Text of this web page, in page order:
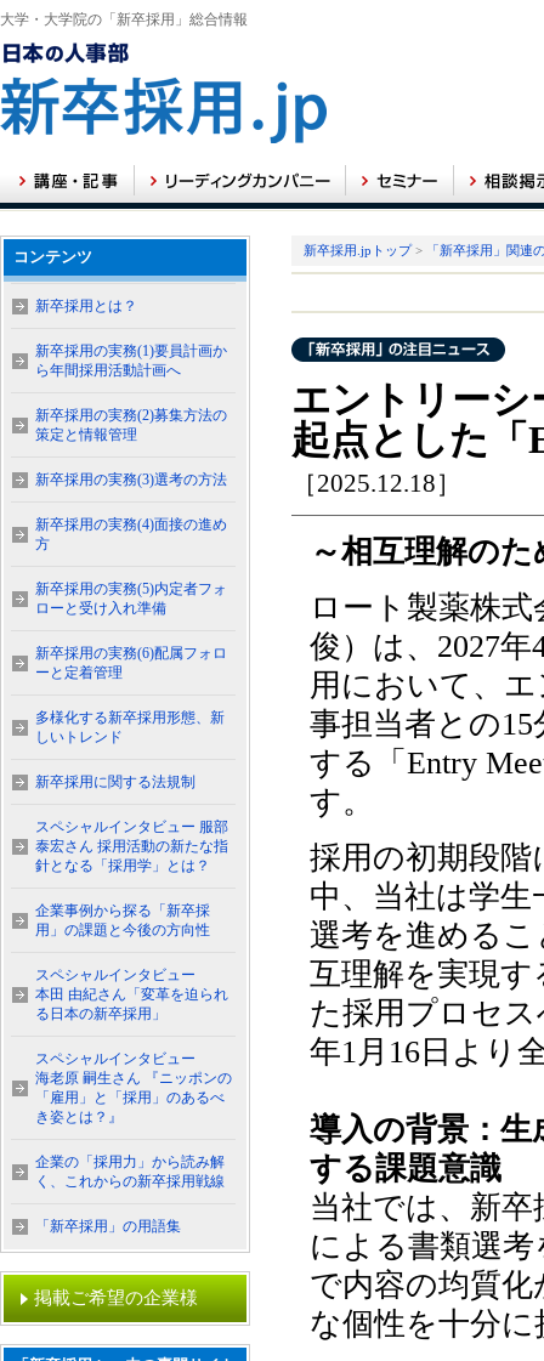
大学・大学院の「新卒採用」総合情報
新卒採用.jpトップ> 「新卒採用」関連
エントリーシ
起点とした「
［2025.12.18］
～相互理解の
ロート製薬株
俊）は、2027
用において、
事担当者との
する「Entry
す。
採用の初期段
中、当社は学
選考を進める
互理解を実現
た採用プロセス
年1月16日より
導入の背景：
する課題意識
当社では、新
による書類選
で内容の均質
な個性を十分
コンテンツ
新卒採用とは？
新卒採用の実務(1)要員計画か
ら年間採用活動計画へ
新卒採用の実務(2)募集方法の
策定と情報管理
新卒採用の実務(3)選考の方法
新卒採用の実務(4)面接の進め
方
新卒採用の実務(5)内定者フォ
ローと受け入れ準備
新卒採用の実務(6)配属フォロ
ーと定着管理
多様化する新卒採用形態、新
しいトレンド
新卒採用に関する法規制
スペシャルインタビュー 服部
泰宏さん 採用活動の新たな指
針となる「採用学」とは？
企業事例から探る「新卒採
用」の課題と今後の方向性
スペシャルインタビュー
本田 由紀さん「変革を迫られ
る日本の新卒採用」
スペシャルインタビュー
海老原 嗣生さん 『ニッポンの
「雇用」と「採用」のあるべ
き姿とは？』
企業の「採用力」から読み解
く、これからの新卒採用戦線
「新卒採用」の用語集
掲載ご希望の企業様